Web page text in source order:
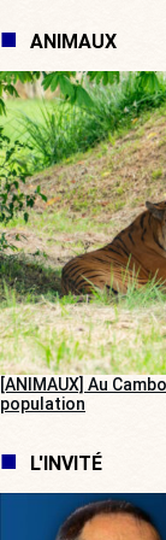
ANIMAUX
[ANIMAUX] Au
population
L'INVITÉ